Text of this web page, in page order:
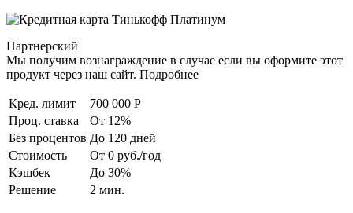
Партнерский
Мы получим вознаграждение в случае если вы оформите этот
продукт через наш сайт. Подробнее
Кред. лимит
700 000 Р
Проц. ставка
От 12%
Без процентов До 120 дней
Стоимость
От 0 руб./год
Кэшбек
До 30%
Решение
2 мин.